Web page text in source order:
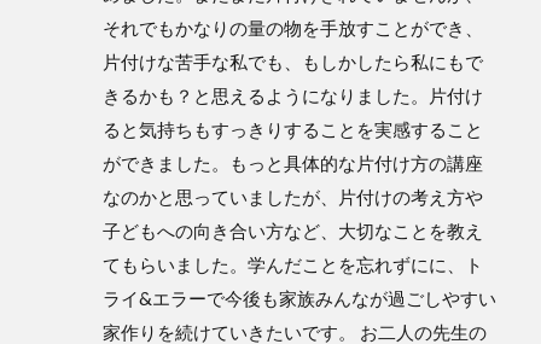
それでもかなりの量の物を手放すことができ、
片付けな苦手な私でも、もしかしたら私にもで
きるかも？と思えるようになりました。片付け
ると気持ちもすっきりすることを実感すること
ができました。もっと具体的な片付け方の講座
なのかと思っていましたが、片付けの考え方や
子どもへの向き合い方など、大切なことを教え
てもらいました。学んだことを忘れずにに、ト
ライ&エラーで今後も家族みんなが過ごしやすい
家作りを続けていきたいです。 お二人の先生の